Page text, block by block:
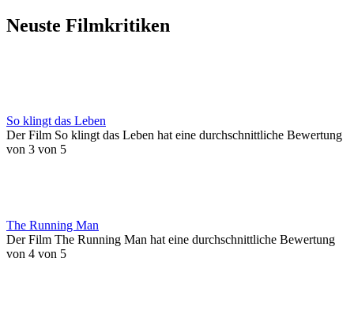
Neuste Filmkritiken
So klingt das Leben
Der Film So klingt das Leben hat eine durchschnittliche Bewertung
von 3 von 5
The Running Man
Der Film The Running Man hat eine durchschnittliche Bewertung
von 4 von 5